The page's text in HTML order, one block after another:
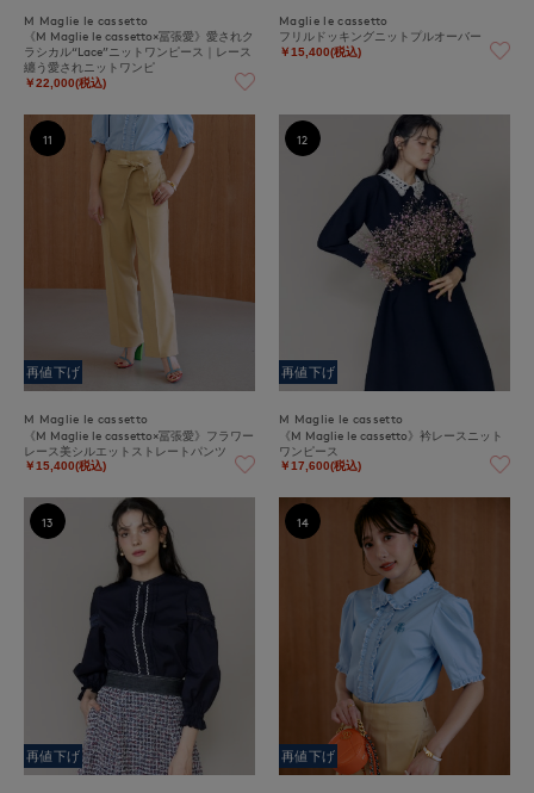
M Maglie le cassetto
《M Maglie le cassetto×冨張愛》愛されク
ラシカル“Lace”ニットワンピース｜レース
纏う愛されニットワンピ
￥22,000(税込)
Maglie le cassetto
フリルドッキングニットプルオーバー
￥15,400(税込)
再値下げ
M Maglie le cassetto
《M Maglie le cassetto×冨張愛》フラワー
レース美シルエットストレートパンツ
￥15,400(税込)
11
再値下げ
M Maglie le cassetto
《M Maglie le cassetto》衿レースニット
ワンピース
￥17,600(税込)
12
再値下げ
13
再値下げ
14